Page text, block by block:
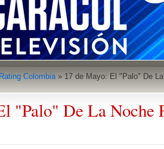
Rating Colombia» 17 de Mayo: El "Palo" De
"Palo" De La Noche